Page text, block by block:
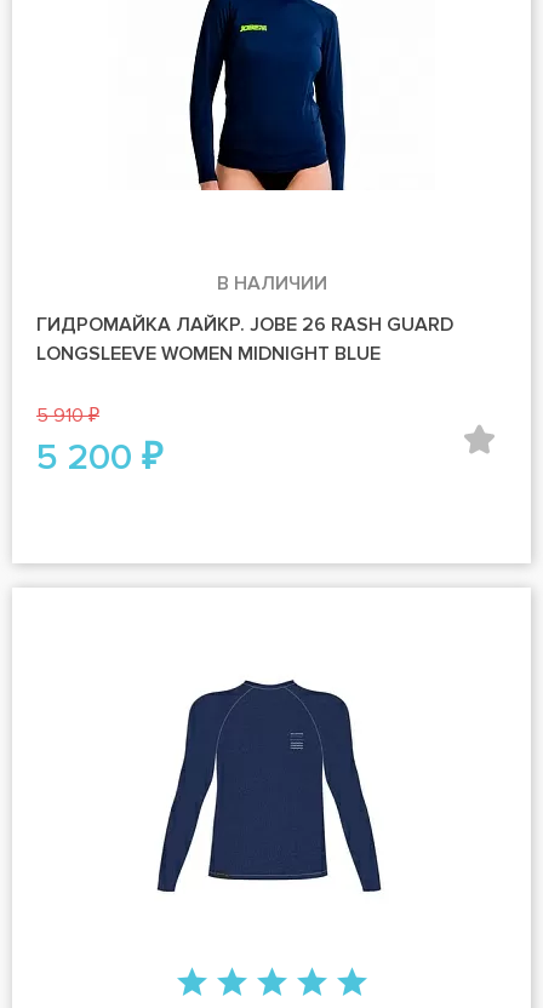
В НАЛИЧИИ
ГИДРОМАЙКА ЛАЙКР. JOBE 26 RASH GUARD
LONGSLEEVE WOMEN MIDNIGHT BLUE
5 910 ₽
5 200 ₽